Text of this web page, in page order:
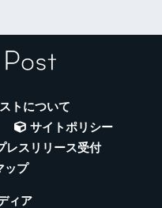
トについて
サイトポリシー
レスリリース受付
ップ
ィア